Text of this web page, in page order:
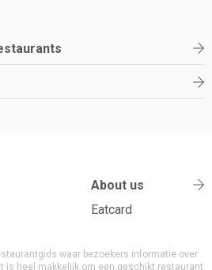
About us
Eatcard
waar bezoekers informatie over
is heel makkelijk om een geschikt restaurant